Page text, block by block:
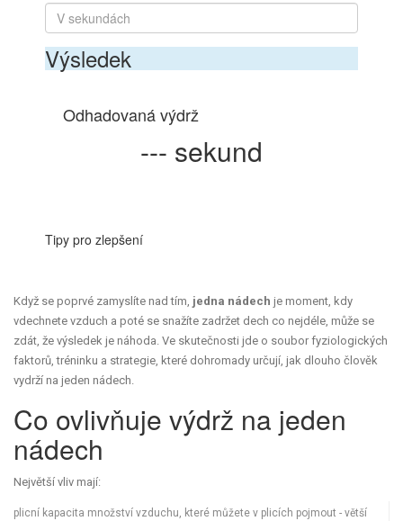
Výsledek
Odhadovaná výdrž
--- sekund
Tipy pro zlepšení
Když se poprvé zamyslíte nad tím, jedna nádech je moment, kdy
vdechnete vzduch a poté se snažíte zadržet dech co nejdéle, může se
zdát, že výsledek je náhoda. Ve skutečnosti jde o soubor fyziologických
faktorů, tréninku a strategie, které dohromady určují, jak dlouho člověk
vydrží na jeden nádech.
Co ovlivňuje výdrž na jeden
nádech
Největší vliv mají:
plicní kapacita množství vzduchu, které můžete v plicích pojmout - větší